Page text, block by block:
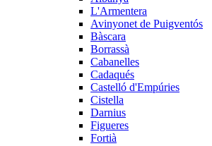
L'Armentera
Avinyonet de Puigventós
Bàscara
Borrassà
Cabanelles
Cadaqués
Castelló d'Empúries
Cistella
Darnius
Figueres
Fortià